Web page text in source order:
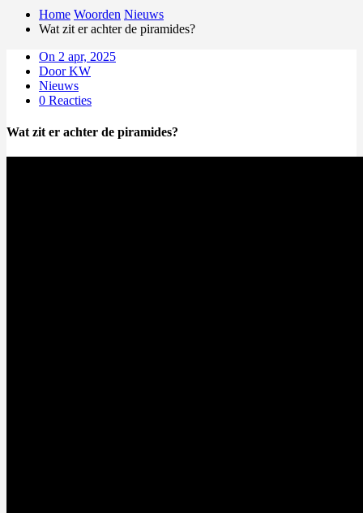
Home Woorden Nieuws
Wat zit er achter de piramides?
On 2 apr, 2025
Door KW
Nieuws
0 Reacties
Wat zit er achter de piramides?